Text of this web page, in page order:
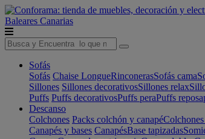
Baleares Canarias
Sofás
Sofás Chaise LongueRinconerasSofás cama
Sillones Sillones decorativosSillones relax
Puffs Puffs decorativosPuffs peraPuffs
Descanso
Colchones Packs colchón y canapé
Canapés y bases CanapésBase tapizadas